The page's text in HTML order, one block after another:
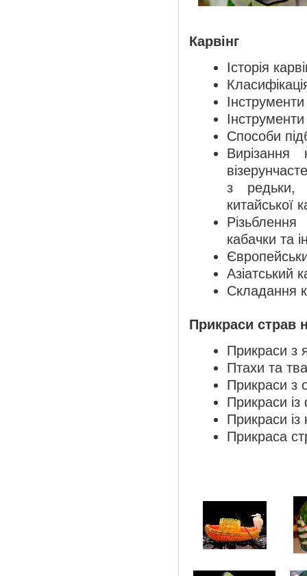
Карвінг
Історія
Способи
з редьки,
китайської
кабачки та
Азіатський
Складання
Прикраси страв
Прикраси з
Птахи та
Прикраси з
Прикраси із
Прикраси
Прикраса